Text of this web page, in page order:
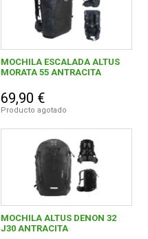
MOCHILA ESCALADA ALTUS
MORATA 55 ANTRACITA
69,90 €
Producto agotado
MOCHILA ALTUS DENON 32
J30 ANTRACITA